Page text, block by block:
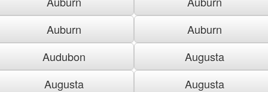
Auburn
Auburn
Audubon
Augusta
Augusta
Augusta